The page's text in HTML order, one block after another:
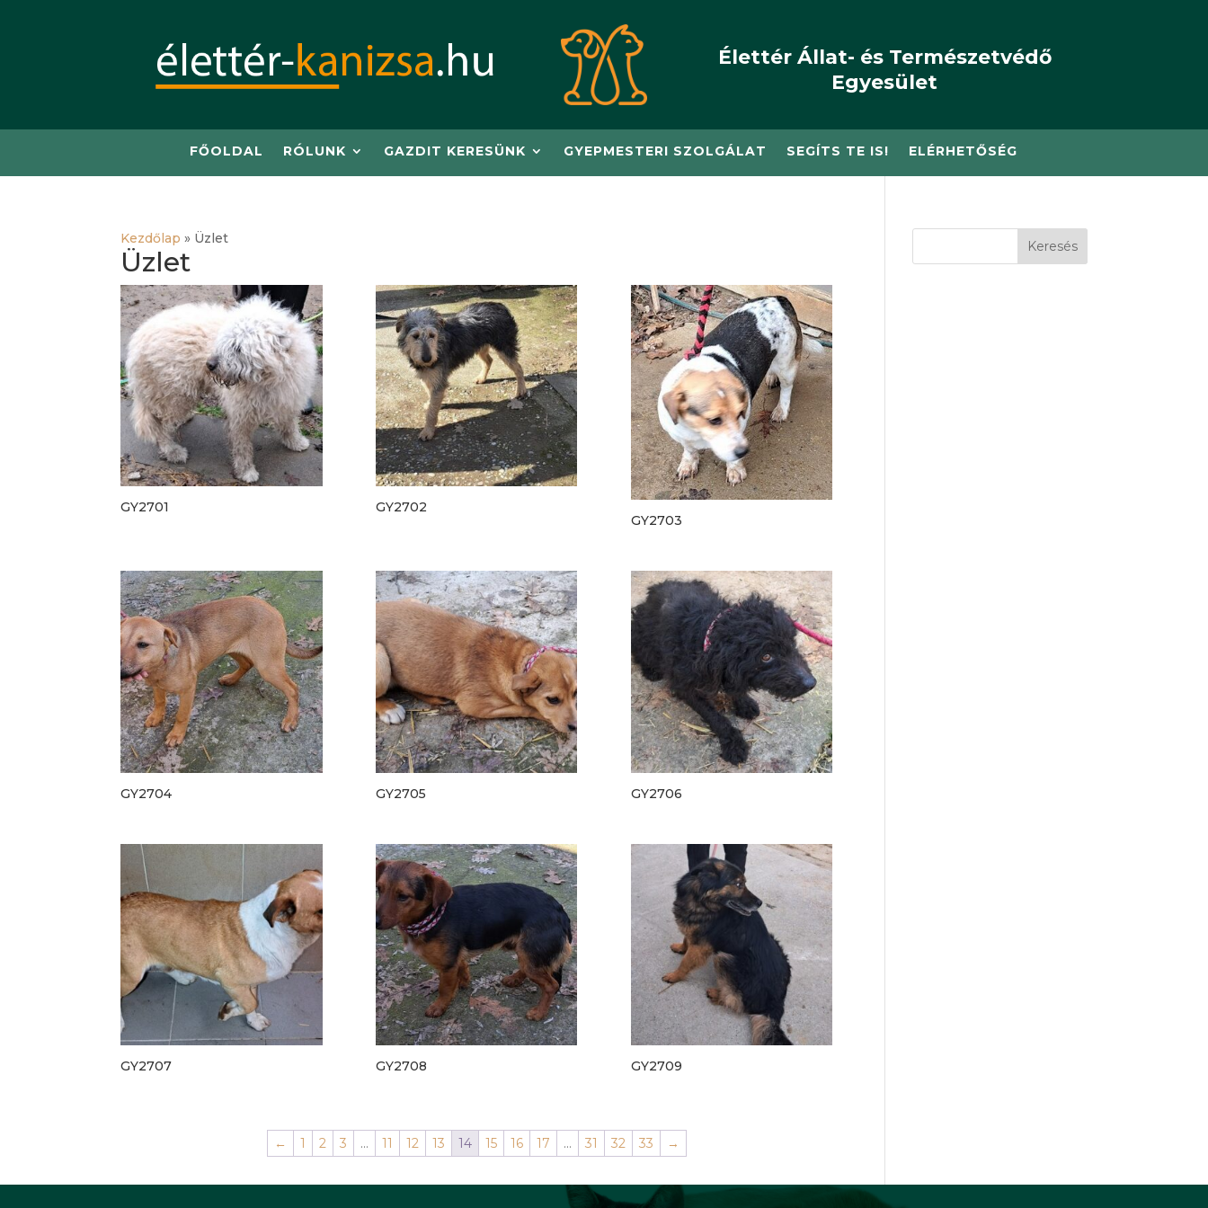
Élettér Állat- és Természetvédő
Egyesület
FŐOLDAL RÓLUNK GAZDIT KERESÜNK GYEPMESTERI SZOLGÁLAT SEGÍTS TE IS! ELÉRHETŐSÉG
Kezdőlap » Üzlet
Üzlet
GY2701
GY2702
GY2703
GY2704 GY2705 GY2706
GY2707 GY2708 GY2709
← 1 2 3 … 11 12 13 14 15 16 17 … 31 32 33 →
Keresés